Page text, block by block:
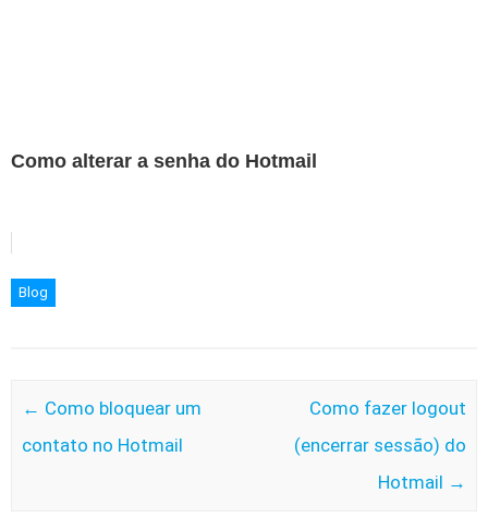
Como alterar a senha do Hotmail
Blog
Post navigation
← Como bloquear um
contato no Hotmail
Como fazer logout
(encerrar sessão) do
Hotmail →